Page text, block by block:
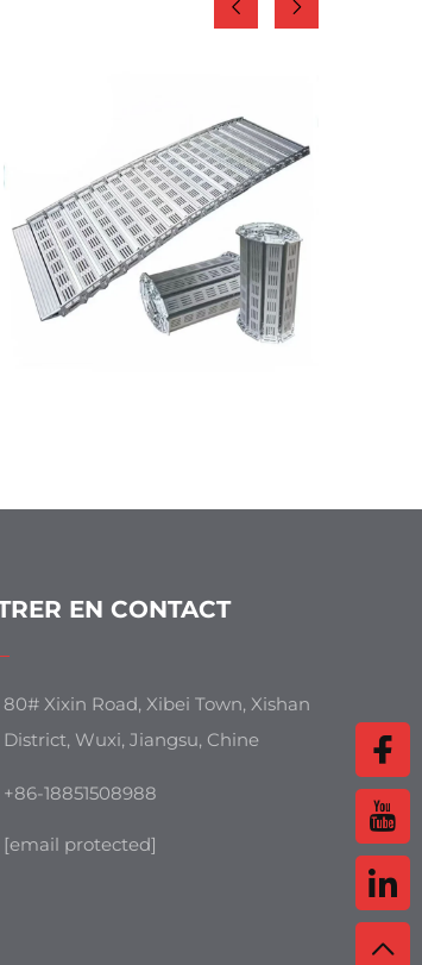
EN CONTACT
80# Xixin Road, Xibei Town, Xishan
District, Wuxi, Jiangsu, Chine
+86-18851508988
[email protected]